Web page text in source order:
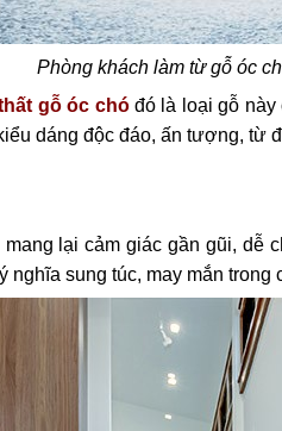
Phòng khách làm từ gỗ óc
gỗ óc chó đó là loại gỗ này
dáng độc đáo, ấn tượng, từ
lại cảm giác gần gũi,
sung túc, may mắn